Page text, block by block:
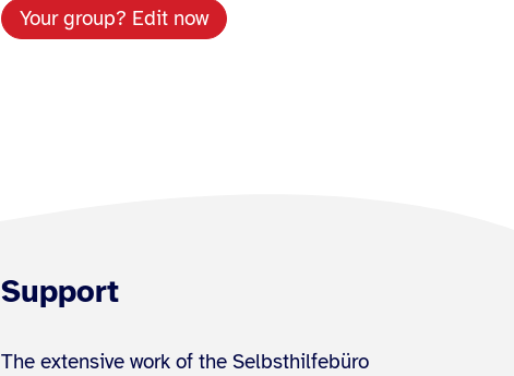
Your group? Edit now
Support
The extensive work of the Selbsthilfebüro